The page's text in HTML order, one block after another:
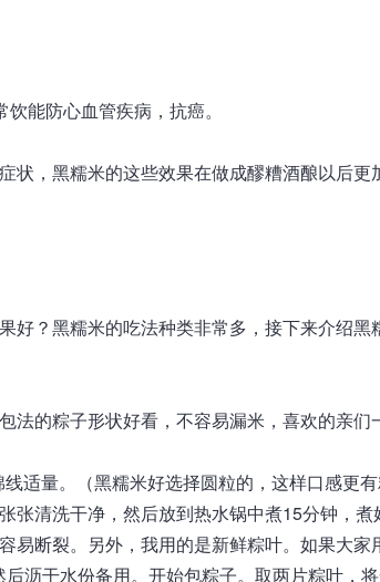
能防心血管疾病，抗癌。
状，黑糯米的这些效果在做成醪糟酒酿以后更
好？黑糯米的吃法种类非常多，接下来介绍黑
法的粽子形状好看，不容易漏米，喜欢的亲们
适量。（黑糯米好选择圆粒的，这样口感更
张清洗干净，然后放到热水锅中煮15分钟，煮
易断裂。另外，我用的是新鲜粽叶。如果大家
沥干水份备用。开始包粽子。取两片粽叶，